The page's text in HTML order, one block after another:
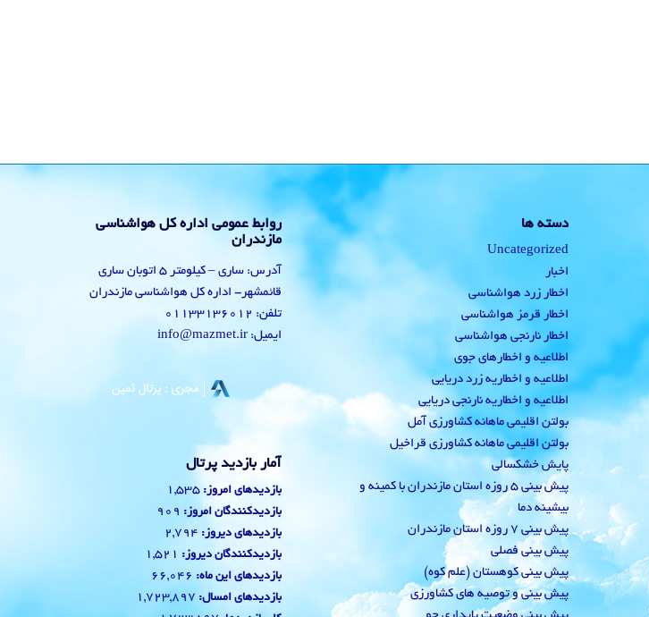
دسته ها
Uncategorized
اخبار
اخطار زرد هواشناسی
اخطار قرمز هواشناسی
اخطار نارنجی هواشناسی
اطلاعیه و اخطارهای جوی
اطلاعیه و اخطاریه زرد دریایی
اطلاعیه و اخطاریه نارنجی دریایی
بولتن اقلیمی ماهانه کشاورزی آمل
بولتن اقلیمی ماهانه کشاورزی قراخیل
پایش خشکسالی
پیش بینی 5 روزه استان مازندران با کمینه و
بیشینه دما
پیش بینی 7 روزه استان مازندران
پیش بینی فصلی
پیش بینی کوهستان (علم کوه)
پیش بینی و توصیه های کشاورزی
روابط عمومی اداره کل هواشناسی
مازندران
آدرس: ساری – کیلومتر 5 اتوبان ساری
قائمشهر- اداره کل هواشناسی مازندران
تلفن: 01133136012
ایمیل: info@mazmet.ir
آمار بازدید پرتال
بازدیدهای امروز: 1,535
بازدیدکنندگان امروز: 909
بازدیدهای دیروز: 2,794
بازدیدکنندگان دیروز: 1,521
بازدیدهای این ماه: 66,046
بازدیدهای امسال: 1,723,897